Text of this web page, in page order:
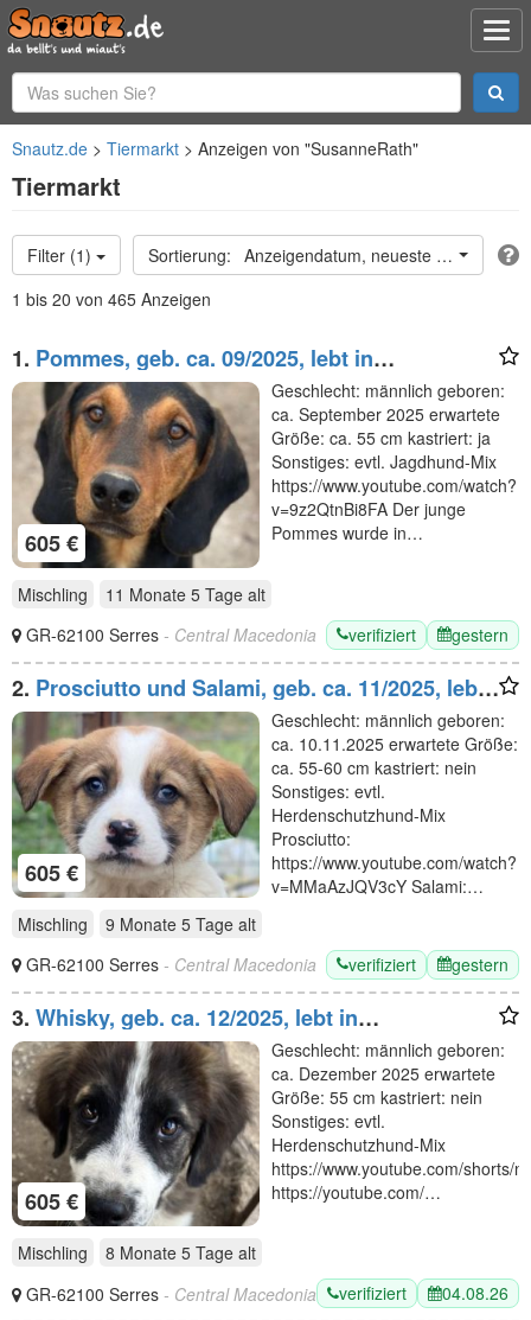
Snautz.de Tiermarkt Anzeigen von "SusanneRath"
Tiermarkt
Filter (1)
Anzeigendatum, neueste oben
1 bis 20 von 465 Anzeigen
1. Pommes, geb. ca. 09/2025, lebt in
GRIECHENLAND, im städt. Tierheim Serres
605 €
Geschlecht: männlich geboren:
ca. September 2025 erwartete
Größe: ca. 55 cm kastriert: ja
Sonstiges: evtl. Jagdhund-Mix
https://www.youtube.com/watch?
v=9z2QtnBi8FA Der junge
Pommes wurde in…
Mischling 11 Monate 5 Tage alt
GR-62100 Serres - Central Macedonia verifiziert gestern
2. Prosciutto und Salami, geb. ca. 11/2025, lebt
in GRIECHENLAND, im städt. Tierheim Serres
605 €
Geschlecht: männlich geboren:
ca. 10.11.2025 erwartete Größe:
ca. 55-60 cm kastriert: nein
Sonstiges: evtl.
Herdenschutzhund-Mix
Prosciutto:
https://www.youtube.com/watch?
v=MMaAzJQV3cY Salami:…
Mischling
9 Monate 5 Tage alt
GR-62100 Serres - Central Macedonia verifiziert gestern
3. Whisky, geb. ca. 12/2025, lebt in
GRIECHENLAND, im städt. Tierheim Serres
605 €
Geschlecht: männlich geboren:
ca. Dezember 2025 erwartete
Größe: 55 cm kastriert: nein
Sonstiges: evtl.
Herdenschutzhund-Mix
https://www.youtube.com/shorts/
https://youtube.com/…
Mischling 8 Monate 5 Tage alt
GR-62100 Serres - Central Macedonia verifiziert 04.08.26